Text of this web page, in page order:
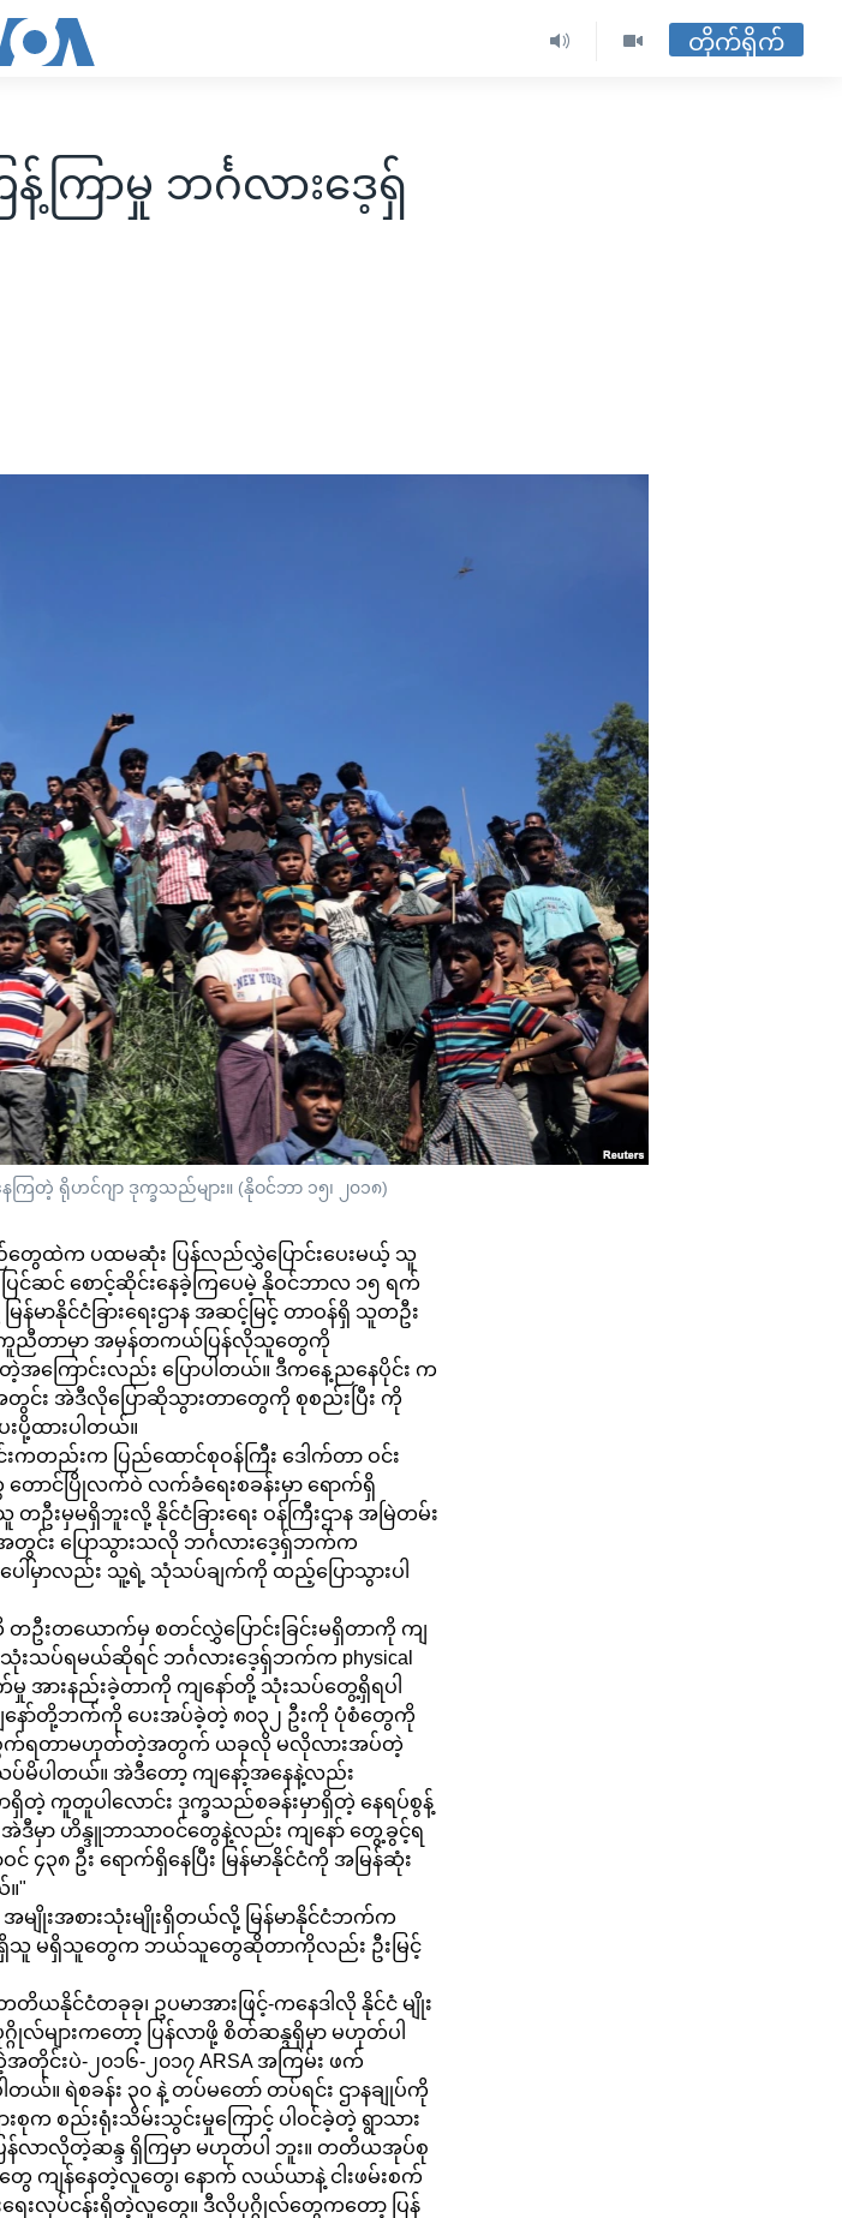
တိုက်ရိုက်
ကြာမှု ဘင်္ဂလားဒေ့ရ်ှ
ြတဲ့ ရိုဟင်ဂျာ ဒုက္ခသည်များ။ (နိုဝင်ဘာ ၁၅၊ ၂၀၁၈)
တွေထဲက ပထမဆုံး ပြန်လည်လွှဲပြောင်းပေးမယ့် သူ
ဆင် စောင့်ဆိုင်းနေခဲ့ကြပေမဲ့ နိုဝင်ဘာလ ၁၅ ရက်
န်မာနိုင်ငံခြားရေးဌာန အဆင့်မြင့် တာဝန်ရှိ သူတဦး
း ကူညီတာမှာ အမှန်တကယ်ပြန်လိုသူတွေကို
အကြောင်းလည်း ပြောပါတယ်။ ဒီကနေ့ညနေပိုင်း က
င်း အဲဒီလိုပြောဆိုသွားတာတွေကို စုစည်းပြီး ကို
ပို့ထားပါတယ်။
ကတည်းက ပြည်ထောင်စုဝန်ကြီး ဒေါက်တာ ဝင်း
ောင်ပြိုလက်ဝဲ လက်ခံရေးစခန်းမှာ ရောက်ရှိ
ဦးမှမရှိဘူးလို့ နိုင်ငံခြားရေး ဝန်ကြီးဌာန အမြဲတမ်း
တွင်း ပြောသွားသလို ဘင်္ဂလားဒေ့ရှ်ဘက်က
ေါ်မှာလည်း သူ့ရဲ့ သုံသပ်ချက်ကို ထည့်ပြောသွားပါ
ဦးတယောက်မှ စတင်လွှဲပြောင်းခြင်းမရှိတာကို ကျ
းသပ်ရမယ်ဆိုရင် ဘင်္ဂလားဒေ့ရှ်ဘက်က physical
မှု အားနည်းခဲ့တာကို ကျနော်တို့ သုံးသပ်တွေ့ရှိရပါ
ော်တို့ဘက်ကို ပေးအပ်ခဲ့တဲ့ ၈၀၃၂ ဦးကို ပုံစံတွေကို
စွက်ရတာမဟုတ်တဲ့အတွက် ယခုလို မလိုလားအပ်တဲ့
ပ်မိပါတယ်။ အဲဒီတော့ ကျနော့်အနေနဲ့လည်း
ကူတူပါလောင်း ဒုက္ခသည်စခန်းမှာရှိတဲ့ နေရပ်စွန့်
မှာ ဟိန္ဒူဘာသာဝင်တွေနဲ့လည်း ကျနော် တွေ့ခွင့်ရ
၈ ဦး ရောက်ရှိနေပြီး မြန်မာနိုင်ငံကို အမြန်ဆုံး
။"
မျိုးအစားသုံးမျိုးရှိတယ်လို့ မြန်မာနိုင်ငံဘက်က
ရှိသူ မရှိသူတွေက ဘယ်သူတွေဆိုတာကိုလည်း ဦးမြင့်
နိုင်ငံတခုခု၊ ဥပမာအားဖြင့်-ကနေဒါလို နိုင်ငံ မျိုး
များကတော့ ပြန်လာဖို့ စိတ်ဆန္ဒရှိမှာ မဟုတ်ပါ
င်းပဲ-၂၀၁၆-၂၀၁၇ ARSA အကြမ်း ဖက်
ရဲစခန်း ၃၀ နဲ့ တပ်မတော် တပ်ရင်း ဌာနချုပ်ကို
က စည်းရုံးသိမ်းသွင်းမှုကြောင့် ပါဝင်ခဲ့တဲ့ ရွာသား
န်လာလိုတဲ့ဆန္ဒ ရှိကြမှာ မဟုတ်ပါ ဘူး။ တတိယအုပ်စု
ေ ကျန်နေတဲ့လူတွေ၊ နောက် လယ်ယာနဲ့ ငါးဖမ်းစက်
ေးလုပ်ငန်းရှိတဲ့လူတွေ။ ဒီလိုပုဂ္ဂိုလ်တွေကတော့ ပြန်